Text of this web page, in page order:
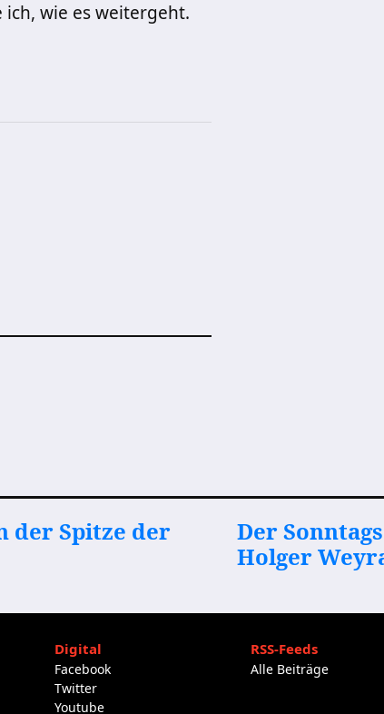
wie es weitergeht.
der Spitze der
Der
Holger
Digital
Facebook
Twitter
Youtube
RSS-Feeds
Alle Beiträge